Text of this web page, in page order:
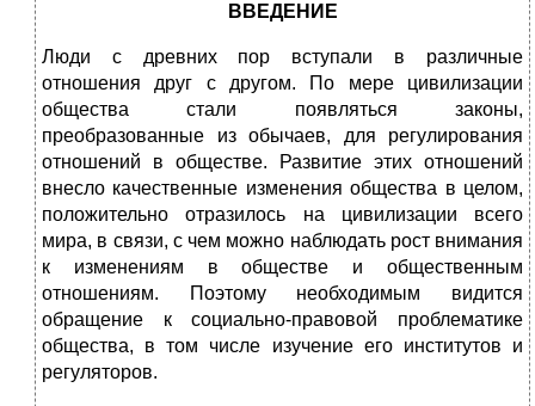
ВВЕДЕНИЕ
Люди с древних пор вступали в различные
отношения друг с другом. По мере цивилизации
общества стали появляться законы,
преобразованные из обычаев, для регулирования
отношений в обществе. Развитие этих отношений
внесло качественные изменения общества в целом,
положительно отразилось на цивилизации всего
мира, в связи, с чем можно наблюдать рост внимания
к изменениям в обществе и общественным
отношениям. Поэтому необходимым видится
обращение к социально-правовой проблематике
общества, в том числе изучение его институтов и
регуляторов.